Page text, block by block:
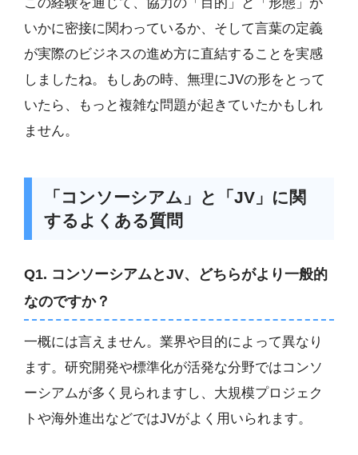
いかに密接に関わっているか、そして言葉の定義
が実際のビジネスの進め方に直結することを実感
しましたね。もしあの時、無理にJVの形をとって
いたら、もっと複雑な問題が起きていたかもしれ
ません。
「コンソーシアム」と「JV」に関
するよくある質問
Q1. コンソーシアムとJV、どちらがより一般的
なのですか？
一概には言えません。業界や目的によって異なり
ます。研究開発や標準化が活発な分野ではコンソ
ーシアムが多く見られますし、大規模プロジェク
トや海外進出などではJVがよく用いられます。